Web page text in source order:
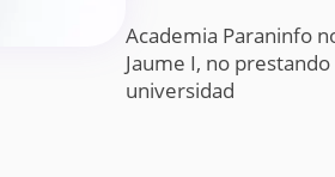
Academia Paraninfo
Jaume I, no
universidad